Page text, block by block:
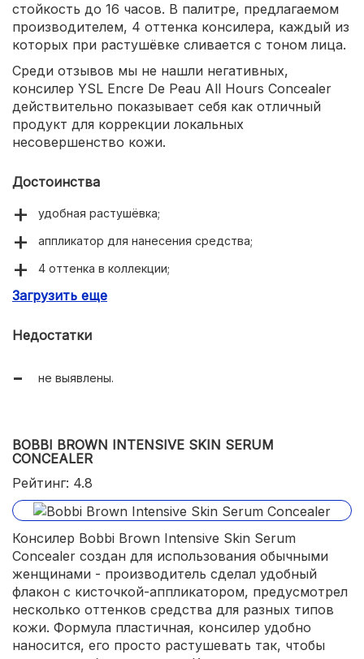
стойкость до 16 часов. В палитре, предлагаемом
производителем, 4 оттенка консилера, каждый из
которых при растушёвке сливается с тоном лица.
Среди отзывов мы не нашли негативных,
консилер YSL Encre De Peau All Hours Concealer
действительно показывает себя как отличный
продукт для коррекции локальных
несовершенство кожи.
Достоинства
удобная растушёвка;
аппликатор для нанесения средства;
4 оттенка в коллекции;
стойкая формула.
Загрузить еще
Недостатки
не выявлены.
BOBBI BROWN INTENSIVE SKIN SERUM
CONCEALER
Рейтинг: 4.8
Консилер Bobbi Brown Intensive Skin Serum
Concealer создан для использования обычными
женщинами - производитель сделал удобный
флакон с кисточкой-аппликатором, предусмотрел
несколько оттенков средства для разных типов
кожи. Формула пластичная, консилер удобно
наносится, его просто растушевать так, чтобы